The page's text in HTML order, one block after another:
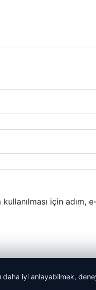
için
daha iyi anlayabilmek,